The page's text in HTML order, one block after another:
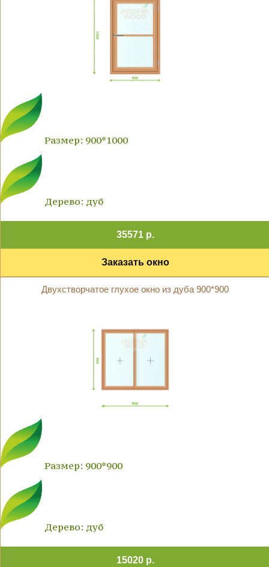
Размер: 900*1000
Дерево: дуб
35571 р.
Заказать окно
Двухстворчатое глухое окно из дуба 900*900
Размер: 900*900
Дерево: дуб
15020 р.